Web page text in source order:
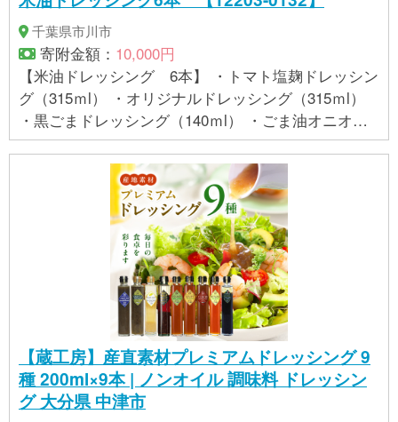
千葉県市川市
寄附金額： 10,000円
【米油ドレッシング 6本】 ・トマト塩麹ドレッシン
グ（315ｍl） ・オリジナルドレッシング（315ｍl）
・黒ごまドレッシング（140ｍl） ・ごま油オニオン
ドレッシング（140ｍl） ・梅しそドレッシング（140
ｍl） ・塩麹マスタードドレッシング（140ｍl） ■ア
レルギー： 小麦、落花生（ピーナッツ）、大豆、ご
ま、りんご ■消費期限： 製造日から150日
【蔵工房】産直素材プレミアムドレッシング 9
種 200ml×9本 | ノンオイル 調味料 ドレッシン
グ 大分県 中津市